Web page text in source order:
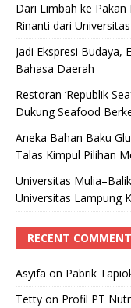
Dari Limbah ke
Rinanti dari
Jadi Ekspresi Budaya,
Bahasa Daerah
Restoran ‘Republik
Dukung Seafood
Aneka Bahan Baku
Talas Kimpul Pilihan
Universitas
Universitas Lampung
RECENT
Asyifa on Pabrik
Tetty on Profil PT